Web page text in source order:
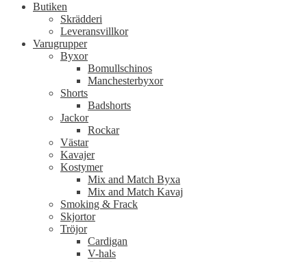
Butiken
Skrädderi
Leveransvillkor
Varugrupper
Byxor
Bomullschinos
Manchesterbyxor
Shorts
Badshorts
Jackor
Rockar
Västar
Kavajer
Kostymer
Mix and Match Byxa
Mix and Match Kavaj
Smoking & Frack
Skjortor
Tröjor
Cardigan
V-hals